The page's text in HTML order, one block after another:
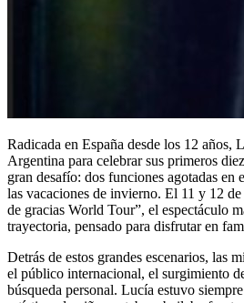
Radicada en España desde los 12 años,
Argentina para celebrar sus primeros
gran desafío: dos funciones agotadas
las vacaciones de invierno. El 11 y 12
de gracias World Tour”, el espectáculo
trayectoria, pensado para disfrutar en
Detrás de estos grandes escenarios, las
el público internacional, el surgimiento
búsqueda personal. Lucía estuvo